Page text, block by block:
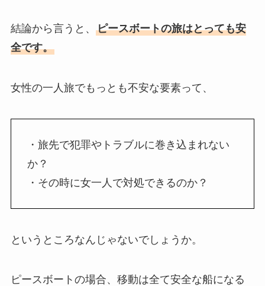
結論から言うと、 ピースボートの旅はとっても安
全です。
女性の一人旅でもっとも不安な要素って、
・ 旅先で犯罪やトラブルに巻き込まれない
か？
・ その時に女一人で対処できるのか？
というところなんじゃないでしょうか。
ピースボートの場合、移動は全て安全な船になる